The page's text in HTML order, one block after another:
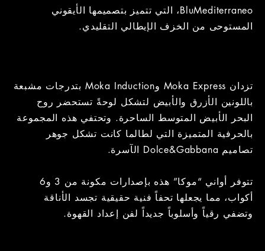
BluMediterraneo، التي تتميز بتصميمها الأيقوني
المستوحى من الخزف الإيطالي التقليدي.
تزدان Moka Express وMoka Induction بتدرجات مشبعة
باللونين الأزرق والأبيض لتشكل لوحةً تستحضر روح
البحر الأبيض المتوسط الساحرة. وتحتفي هذه المجموعة
بالحرفية المتميزة التي لطالما كانت تشكل جوهر
تصاميم Dolce&Gabbana الآسرة.
تتوفر أواني “موكا” هذه بإصدارات مكونة من 3 و6
أكواب، مما يجعلها تحفاً فنية حقيقية تجسد الأناقة
وتضفي رقياً وأسلوباً جديداً لفن إعداد القهوة.